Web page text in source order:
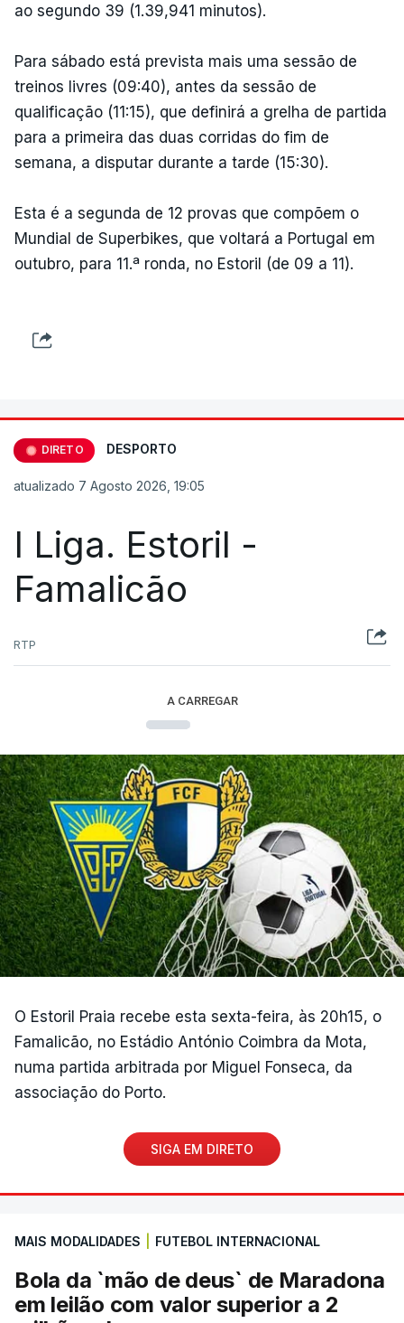
ao segundo 39 (1.39,941 minutos).
Para sábado está prevista mais uma sessão de
treinos livres (09:40), antes da sessão de
qualificação (11:15), que definirá a grelha de partida
para a primeira das duas corridas do fim de
semana, a disputar durante a tarde (15:30).
Esta é a segunda de 12 provas que compõem o
Mundial de Superbikes, que voltará a Portugal em
outubro, para 11.ª ronda, no Estoril (de 09 a 11).
DIRETO DESPORTO
atualizado 7 Agosto 2026, 19:05
I Liga. Estoril -
Famalicão
RTP
A CARREGAR
O Estoril Praia recebe esta sexta-feira, às 20h15, o
Famalicão, no Estádio António Coimbra da Mota,
numa partida arbitrada por Miguel Fonseca, da
associação do Porto.
SIGA EM DIRETO
MAIS MODALIDADES FUTEBOL INTERNACIONAL
Bola da `mão de deus` de Maradona
em leilão com valor superior a 2